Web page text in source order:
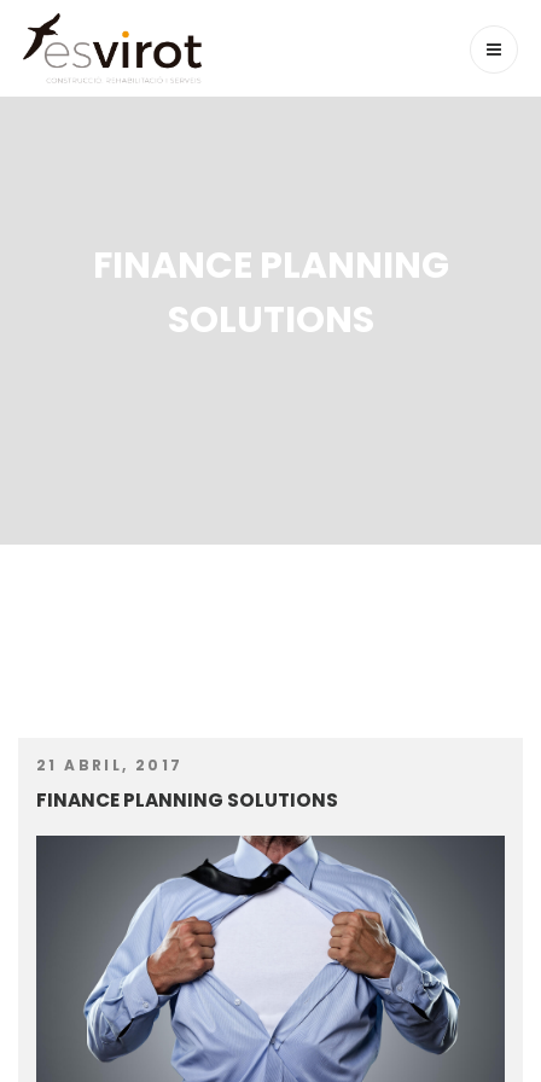
FINANCE PLANNING
SOLUTIONS
21 ABRIL, 2017
FINANCE PLANNING SOLUTIONS